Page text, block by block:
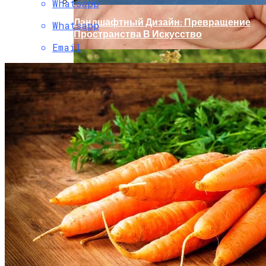
Секреты Позднего Посева Огурцов
Ландшафтный Дизайн: Превращение
Пространства В Искусство
Whatsapp
Whatsapp
Email